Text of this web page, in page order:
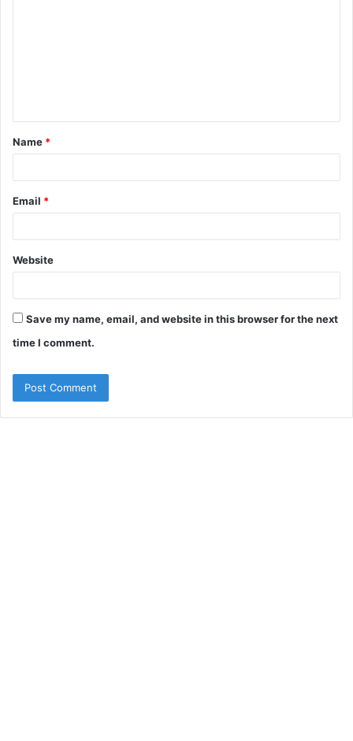
t
*
Name *
Email *
Website
Save my name, email, and website in this browser for the next
time I comment.